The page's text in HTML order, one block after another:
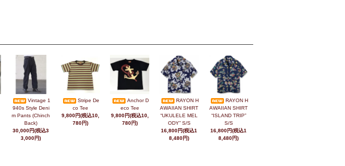
Vintage 1
940s Style Deni
m Pants (Chinch
Back)
30,000円(税込3
3,000円)
Stripe De
co Tee
9,800円(税込10,
780円)
Anchor D
eco Tee
9,800円(税込10,
780円)
RAYON H
AWAIIAN SHIRT
“UKULELE MEL
ODY” S/S
16,800円(税込1
8,480円)
RAYON H
AWAIIAN SHIRT
“ISLAND TRIP”
S/S
16,800円(税込1
8,480円)